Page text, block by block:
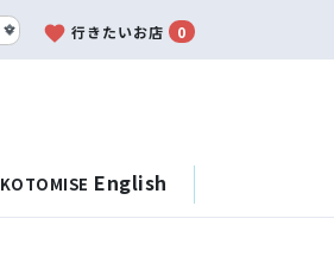
favorite 行きたいお店 0
KOTOMISE English